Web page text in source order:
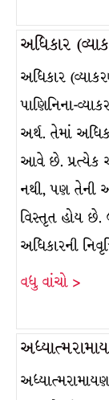
અધિકાર
અધિકાર
પાણિનિના-
અર્થ. તેમાં
આવે છે. પ્રત્યેક
નથી, પણ તેની
વિસ્તૃત હોય
અધિકારની
વધુ વાંચો >